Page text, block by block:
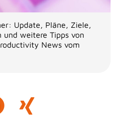
Update, Pläne, Ziele,
und weitere Tipps von
News vom